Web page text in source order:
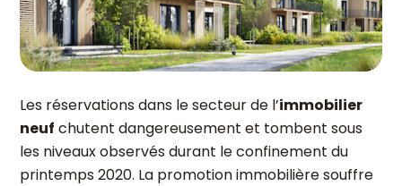
Les réservations dans le secteur de l’immobilier
neuf chutent dangereusement et tombent sous
les niveaux observés durant le confinement du
printemps 2020. La promotion immobilière souffre